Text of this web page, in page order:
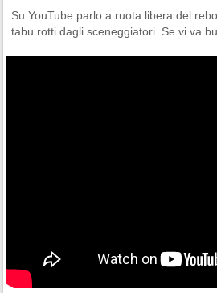
Su YouTube parlo a ruota libera del
tabu rotti dagli sceneggiatori. Se vi va